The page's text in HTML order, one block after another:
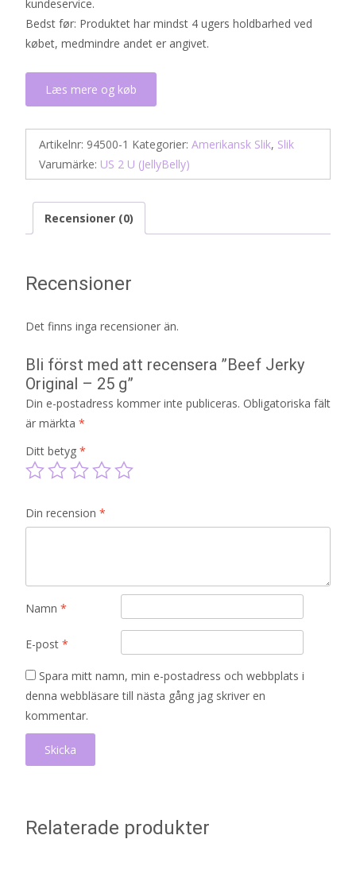
kundeservice.
Bedst før: Produktet har mindst 4 ugers holdbarhed ved
købet, medmindre andet er angivet.
Læs mere og køb
Artikelnr: 94500-1 Kategorier: Amerikansk Slik, Slik
Varumärke: US 2 U (JellyBelly)
Recensioner (0)
Recensioner
Det finns inga recensioner än.
Bli först med att recensera ”Beef Jerky
Original – 25 g”
Din e-postadress kommer inte publiceras. Obligatoriska fält
är märkta *
Ditt betyg *
Din recension *
Namn *
E-post *
Spara mitt namn, min e-postadress och webbplats i
denna webbläsare till nästa gång jag skriver en
kommentar.
Relaterade produkter